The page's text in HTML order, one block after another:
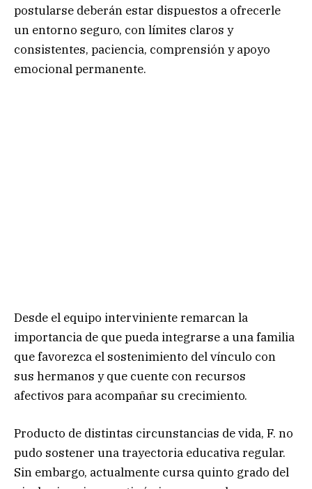
postularse deberán estar dispuestos a ofrecerle
un entorno seguro, con límites claros y
consistentes, paciencia, comprensión y apoyo
emocional permanente.
Desde el equipo interviniente remarcan la
importancia de que pueda integrarse a una familia
que favorezca el sostenimiento del vínculo con
sus hermanos y que cuente con recursos
afectivos para acompañar su crecimiento.
Producto de distintas circunstancias de vida, F. no
pudo sostener una trayectoria educativa regular.
Sin embargo, actualmente cursa quinto grado del